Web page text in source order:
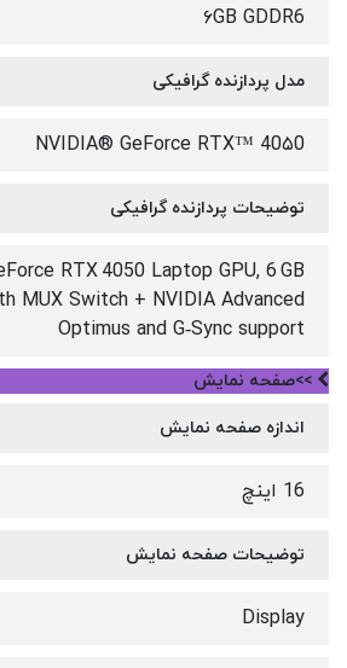
۶GB GDDR6
مدل پردازنده گرافیکی
NVIDIA® GeForce RTX™ 40۵0
توضیحات پردازنده گرافیکی
RTX 4050 Laptop GPU, 6 GB
MUX Switch + NVIDIA Advanced
Optimus and G‑Sync support
>>صفحه نمایش
اندازه صفحه نمایش
16 اینچ
توضیحات صفحه نمایش
Display